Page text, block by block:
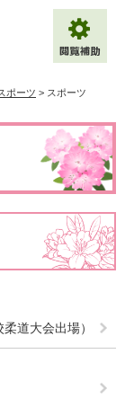
ポーツ > スポーツ
道大会出場）